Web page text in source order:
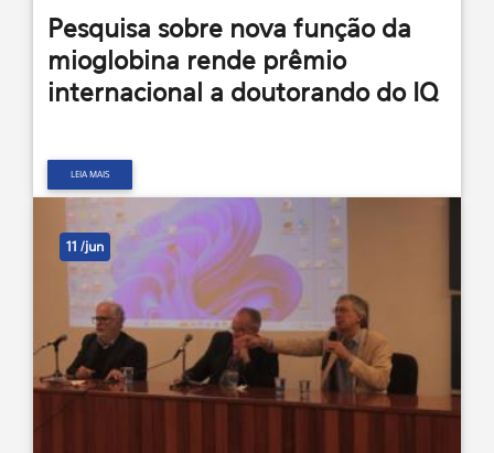
Pesquisa sobre nova função da
mioglobina rende prêmio
internacional a doutorando do IQ
LEIA MAIS
11 /jun